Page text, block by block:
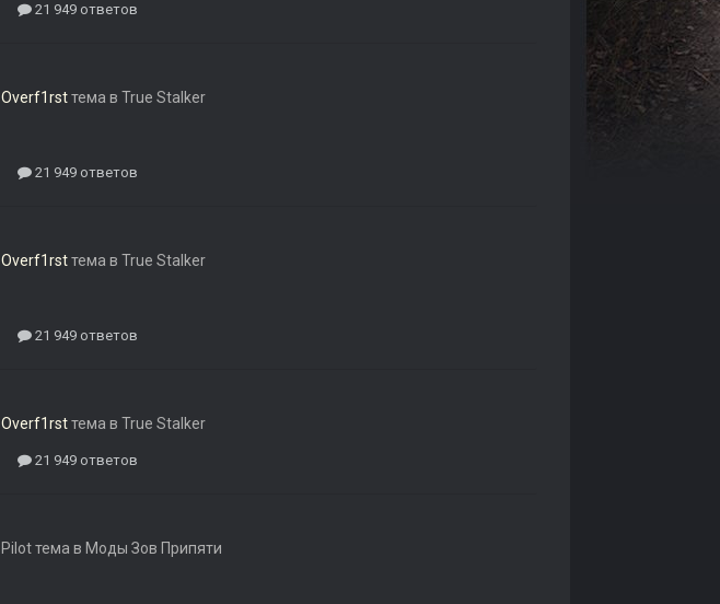
21 949 ответов
Overf1rstтема в True Stalker
21 949 ответов
Overf1rstтема в True Stalker
21 949 ответов
Overf1rstтема в True Stalker
21 949 ответов
Pilotтема в Моды Зов Припяти